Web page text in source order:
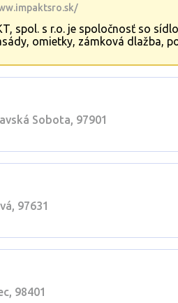
spol. s r.o. je spoločnosť so
omietky, zámková dlažba,
Sobota, 97901
97631
98401